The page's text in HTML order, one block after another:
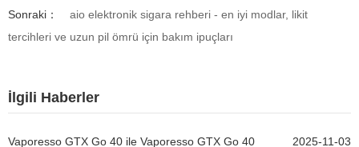
Sonraki：
aio elektronik sigara rehberi - en iyi modlar, likit
tercihleri ve uzun pil ömrü için bakım ipuçları
İlgili Haberler
2025-11-03
Vaporesso GTX Go 40 ile Vaporesso GTX Go 40